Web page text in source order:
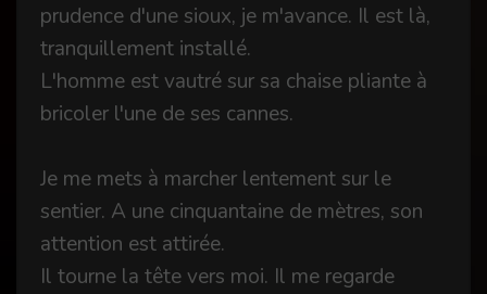
prudence d'une sioux, je m'avance. Il est là,
tranquillement installé.
L'homme est vautré sur sa chaise pliante à
bricoler l'une de ses cannes.
Je me mets à marcher lentement sur le
sentier. A une cinquantaine de mètres, son
attention est attirée.
Il tourne la tête vers moi. Il me regarde